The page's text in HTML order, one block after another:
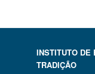
INSTITUTO DE
TRADIÇÃO